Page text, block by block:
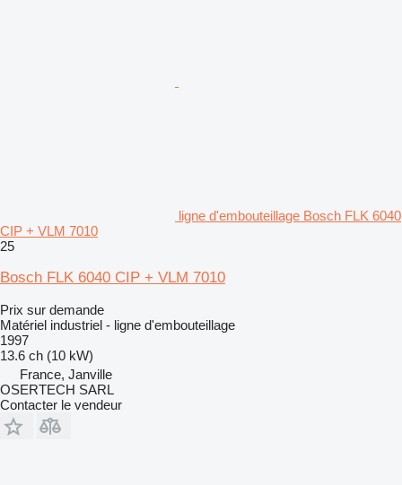
ligne d'embouteillage Bosch FLK 6040
CIP + VLM 7010
25
Bosch FLK 6040 CIP + VLM 7010
Prix sur demande
Matériel industriel - ligne d'embouteillage
1997
13.6 ch (10 kW)
France, Janville
OSERTECH SARL
Contacter le vendeur